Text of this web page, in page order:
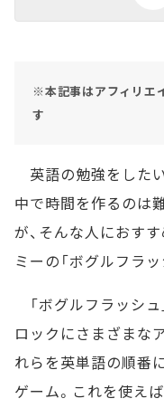
※本記事はアフィリエ
す
英語の勉強をした
中で時間を作るのは
が、そんな人におす
ミーの「ボグルフラッ
「ボグルフラッシ
ロックにさまざまな
れらを英単語の順番
ゲーム。これを使え